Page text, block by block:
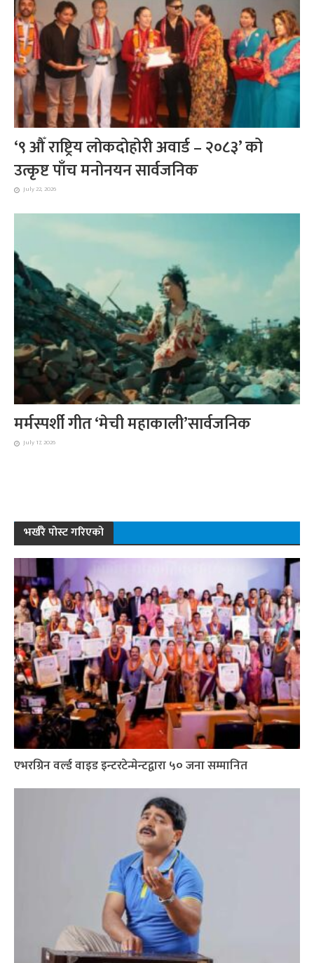
‘९ औँ राष्ट्रिय लोकदोहोरी अवार्ड – २०८३’ को
उत्कृष्ट पाँच मनोनयन सार्वजनिक
July 22, 2026
मर्मस्पर्शी गीत ‘मेची महाकाली’सार्वजनिक
July 17, 2026
भर्खरै पोस्ट गरिएको
एभरग्रिन वर्ल्ड वाइड इन्टरटेन्मेन्टद्वारा ५० जना सम्मानित